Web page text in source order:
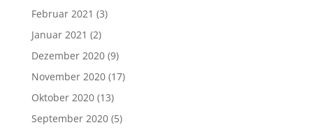
Februar 2021 (3)
Januar 2021 (2)
Dezember 2020(9)
November 2020(17)
Oktober 2020(13)
September 2020(5)